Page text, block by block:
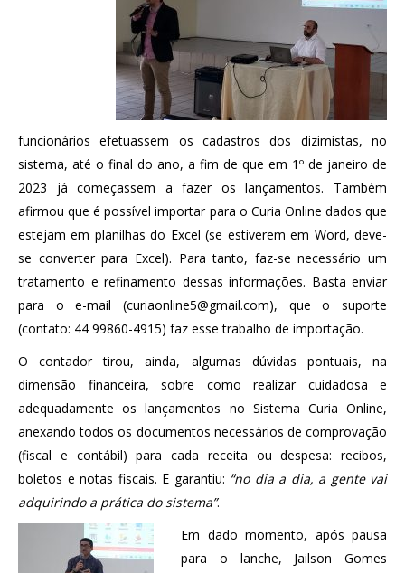
funcionários efetuassem os cadastros dos dizimistas, no
sistema, até o final do ano, a fim de que em 1º de janeiro de
2023 já começassem a fazer os lançamentos. Também
afirmou que é possível importar para o Curia Online dados que
estejam em planilhas do Excel (se estiverem em Word, deve-
se converter para Excel). Para tanto, faz-se necessário um
tratamento e refinamento dessas informações. Basta enviar
para o e-mail (curiaonline5@gmail.com), que o suporte
(contato: 44 99860-4915) faz esse trabalho de importação.
O contador tirou, ainda, algumas dúvidas pontuais, na
dimensão financeira, sobre como realizar cuidadosa e
adequadamente os lançamentos no Sistema Curia Online,
anexando todos os documentos necessários de comprovação
(fiscal e contábil) para cada receita ou despesa: recibos,
boletos e notas fiscais. E garantiu: “no dia a dia, a gente vai
adquirindo a prática do sistema”.
Em dado momento, após pausa
para o lanche, Jailson Gomes